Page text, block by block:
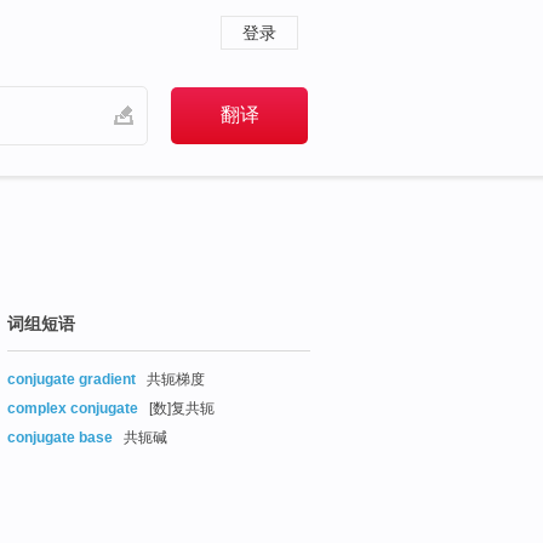
登录
词组短语
conjugate gradient
共轭梯度
complex conjugate
[数]复共轭
conjugate base
共轭碱